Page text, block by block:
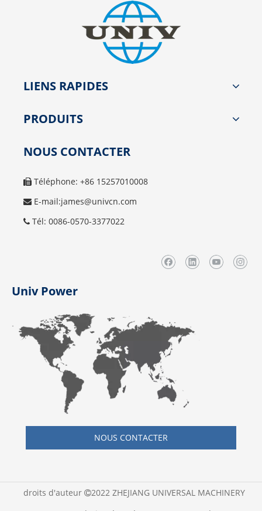
LIENS RAPIDES
PRODUITS
NOUS CONTACTER
 Téléphone: +86 15257010008
 E-mail:james@univcn.com
 Tél: 0086-0570-3377022
Univ Power
NOUS CONTACTER
droits d'auteur 2022 ZHEJIANG UNIVERSAL MACHINERY